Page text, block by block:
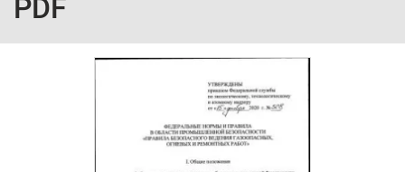
PDF